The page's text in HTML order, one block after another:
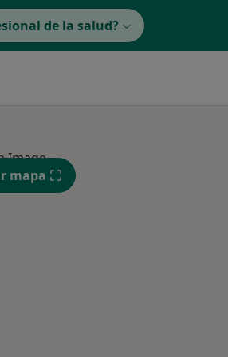
de la salud?
mapa